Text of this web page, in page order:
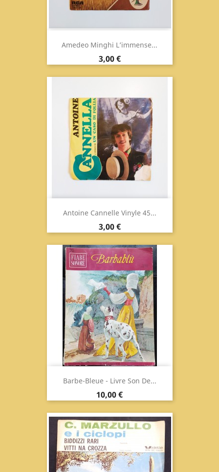
Amedeo Minghi L’immense...
Prix
3,00 €
Antoine Cannelle Vinyle 45...
Prix
3,00 €
Barbe-Bleue - Livre Son De...
Prix
10,00 €